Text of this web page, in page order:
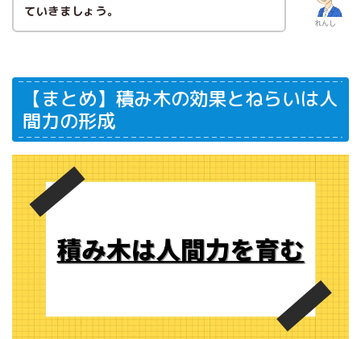
れんし
ていきましょう。
【まとめ】積み木の効果とねらいは人
間力の形成